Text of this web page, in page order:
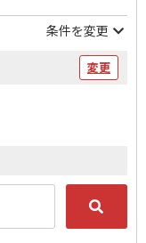
条件を変更
変更